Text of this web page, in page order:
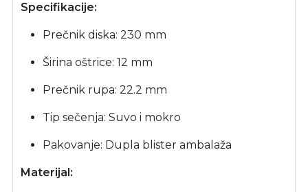
Specifikacije:
Prečnik diska: 230 mm
Širina oštrice: 12 mm
Prečnik rupa: 22.2 mm
Tip sečenja: Suvo i mokro
Pakovanje: Dupla blister ambalaža
Materijal: